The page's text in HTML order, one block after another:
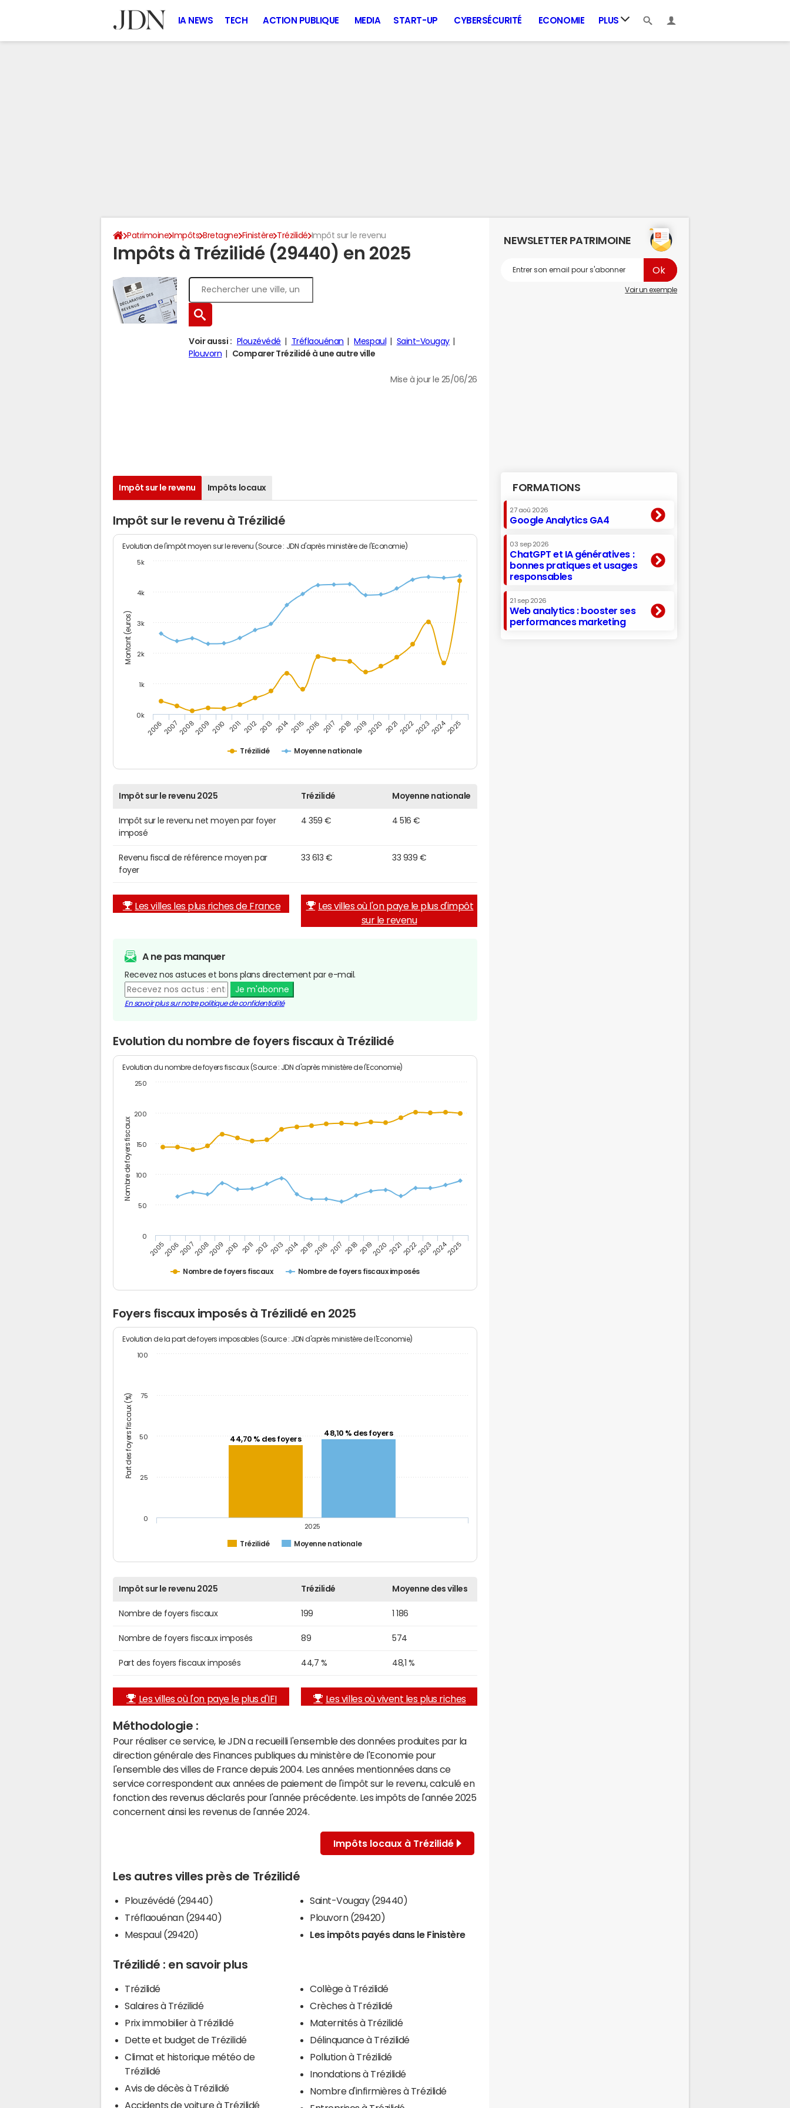
IA NEWS TECH ACTION PUBLIQUE MEDIA START-UP CYBERSÉCURITÉ ECONOMIE PLUS
Patrimoine Impôts Bretagne Finistère Trézilidé Impôt sur le revenu
Impôts à Trézilidé (29440) en 2025
Voir aussi : Plouzévédé Tréflaouénan Mespaul
Saint-Vougay
Plouvorn
Comparer Trézilidé à une autre ville
Mise à jour le 25/06/26
Impôt sur le revenu Impôts locaux
Impôt sur le revenu à Trézilidé
Montant (euros)
Evolution de l'impôt moyen sur le revenu (Source : JDN d'après ministère de l'Economie)
Trézilidé Moyenne nationale
20062007200820092010 2011 20122013 201420152016 2017 201820192020 20212022202320242025
0k
1k
2k
3k
4k
5k
Impôt sur le revenu 2025 Trézilidé Moyenne nationale
Impôt sur le revenu net moyen par foyer
imposé
4 359 € 4 516 €
Revenu fiscal de référence moyen par
foyer
33 613 € 33 939 €
Les villes les plus riches de France
Les villes où l'on paye le plus d'impôt
sur le revenu
A ne pas manquer
Recevez nos astuces et bons plans directement par e-mail.
Je m'abonne
En savoir plus sur notre politique de confidentialité
Evolution du nombre de foyers fiscaux à Trézilidé
Nombre de foyers fiscaux
Evolution du nombre de foyers fiscaux (Source : JDN d'après ministère de l'Economie)
Nombre de foyers fiscaux Nombre de foyers fiscaux imposés
200520062007200820092010 201120122013201420152016 2017 20182019202020212022202320242025
0
50
100
150
200
250
Foyers fiscaux imposés à Trézilidé en 2025
Part des foyers fiscaux (%)
Evolution de la part de foyers imposables (Source : JDN d'après ministère de l'Economie)
44,70 % des foyers
48,10 % des foyers
Trézilidé Moyenne nationale
2025
0
25
50
75
100
Impôt sur le revenu 2025 Trézilidé Moyenne des villes
Nombre de foyers fiscaux 199 1 186
Nombre de foyers fiscaux imposés 89 574
Part des foyers fiscaux imposés 44,7 % 48,1 %
Les villes où l'on paye le plus d'IFI Les villes où vivent les plus riches
Méthodologie :
Pour réaliser ce service, le JDN a recueilli l'ensemble des données produites par la
direction générale des Finances publiques du ministère de l'Economie pour
l'ensemble des villes de France depuis 2004. Les années mentionnées dans ce
service correspondent aux années de paiement de l'impôt sur le revenu, calculé en
fonction des revenus déclarés pour l'année précédente. Les impôts de l'année 2025
concernent ainsi les revenus de l'année 2024.
Impôts locaux à Trézilidé
Les autres villes près de Trézilidé
Plouzévédé (29440)
Tréflaouénan (29440)
Mespaul (29420)
Saint-Vougay (29440)
Plouvorn (29420)
Les impôts payés dans le Finistère
Trézilidé : en savoir plus
Trézilidé
Salaires à Trézilidé
Prix immobilier à Trézilidé
Dette et budget de Trézilidé
Climat et historique météo de
Trézilidé
Avis de décès à Trézilidé
Accidents de voiture à Trézilidé
Collège à Trézilidé
Crèches à Trézilidé
Maternités à Trézilidé
Délinquance à Trézilidé
Pollution à Trézilidé
Inondations à Trézilidé
Nombre d'infirmières à Trézilidé
NEWSLETTER PATRIMOINE
Voir un exemple
FORMATIONS
27 aoû 2026
Google Analytics GA4
03 sep 2026
ChatGPT et IA génératives :
bonnes pratiques et usages
responsables
21 sep 2026
Web analytics : booster ses
performances marketing